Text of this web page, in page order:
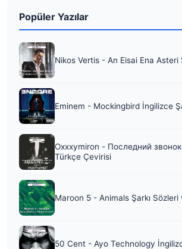
Popüler Yazılar
Nikos Vertis - An Eisai Ena Asteri
Eminem - Mockingbird İngilizce
Oxxxymiron - Последний
Türkçe Çevirisi
Maroon 5 - Animals Şarkı
50 Cent - Ayo Technology